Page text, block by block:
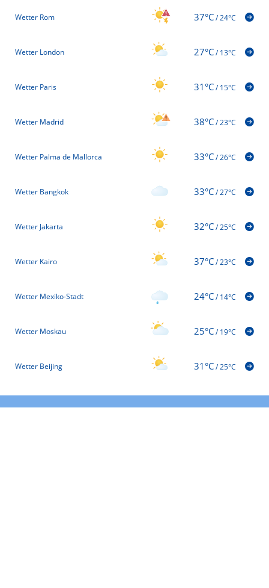
Wetter Rom 37°C/24°C
Wetter London 27°C/13°C
Wetter Paris 31°C/15°C
Wetter Madrid 38°C/23°C
Wetter Palma de Mallorca 33°C/26°C
Wetter Bangkok 33°C/27°C
Wetter Jakarta 32°C/25°C
Wetter Kairo 37°C/23°C
Wetter Mexiko-Stadt 24°C/14°C
Wetter Moskau 25°C/19°C
Wetter Beijing 31°C/25°C